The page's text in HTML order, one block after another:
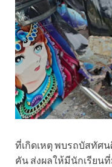
ที่เกิดเหตุ พบรถบัสทัศ
คัน ส่งผลให้มีนักเรียน